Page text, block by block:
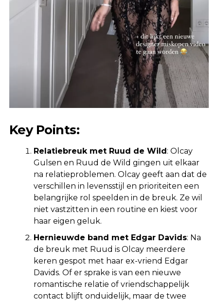
Key Points:
Relatiebreuk met Ruud de Wild: Olcay
Gulsen en Ruud de Wild gingen uit elkaar
na relatieproblemen. Olcay geeft aan dat de
verschillen in levensstijl en prioriteiten een
belangrijke rol speelden in de breuk. Ze wil
niet vastzitten in een routine en kiest voor
haar eigen geluk.
Hernieuwde band met Edgar Davids: Na
de breuk met Ruud is Olcay meerdere
keren gespot met haar ex-vriend Edgar
Davids. Of er sprake is van een nieuwe
romantische relatie of vriendschappelijk
contact blijft onduidelijk, maar de twee